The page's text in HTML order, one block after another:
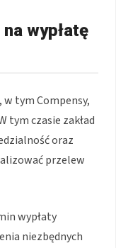
wypłatę
tym Compensy,
tym czasie zakład
oraz
przelew
wypłaty
niezbędnych